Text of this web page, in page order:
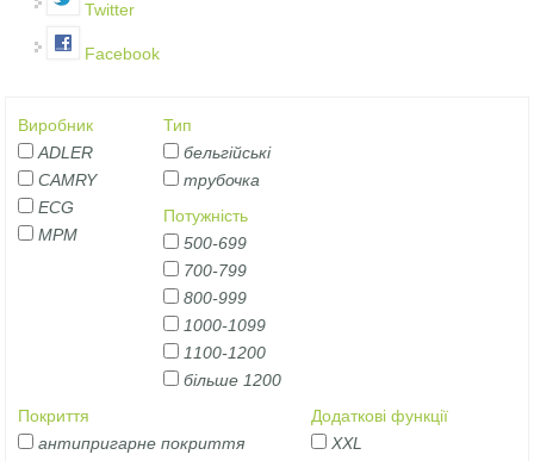
Twitter
Facebook
Виробник
ADLER
CAMRY
ECG
MPM
Тип
бельгійські
трубочка
Потужність
500-699
700-799
800-999
1000-1099
1100-1200
більше 1200
Покриття
антипригарне покриття
Додаткові функції
XXL